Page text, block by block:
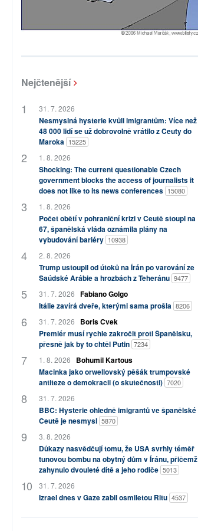
Nejčtenější
31. 7. 2026
Nesmyslná hysterie kvůli imigrantům: Více než
48 000 lidí se už dobrovolně vrátilo z Ceuty do
Maroka 15225
1. 8. 2026
Shocking: The current questionable Czech
government blocks the access of journalists it
does not like to its news conferences 15080
1. 8. 2026
Počet obětí v pohraniční krizi v Ceutě stoupl na
67, španělská vláda oznámila plány na
vybudování bariéry 10938
2. 8. 2026
Trump ustoupil od útoků na Írán po varování ze
Saúdské Arábie a hrozbách z Teheránu 9477
31. 7. 2026 Fabiano Golgo
Itálie zavírá dveře, kterými sama prošla 8206
31. 7. 2026
Boris Cvek
Premiér musí rychle zakročit proti Španělsku,
přesně jak by to chtěl Putin 7234
1. 8. 2026
Bohumil Kartous
Macinka jako orwellovský pěšák trumpovské
antiteze o demokracii (o skutečnosti) 7020
31. 7. 2026
BBC: Hysterie ohledně imigrantů ve španělské
Ceutě je nesmysl 5870
3. 8. 2026
Důkazy nasvědčují tomu, že USA svrhly téměř
tunovou bombu na obytný dům v Íránu, přičemž
zahynulo dvouleté dítě a jeho rodiče 5013
31. 7. 2026
Izrael dnes v Gaze zabil osmiletou Ritu 4537